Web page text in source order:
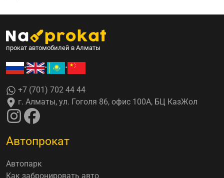
прокат автомобилей в Алматы
• • •
+7 (701) 702 44 44
г. Алматы, ул. Гоголя 86, офис 100А, БЦ КазЖол
Автопрокат
Автопарк
Как забронировать авто